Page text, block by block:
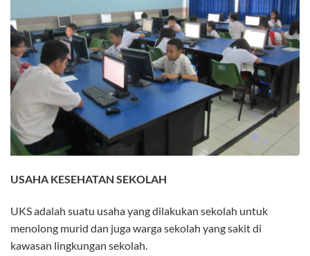
USAHA KESEHATAN SEKOLAH
UKS adalah suatu usaha yang dilakukan sekolah untuk
menolong murid dan juga warga sekolah yang sakit di
kawasan lingkungan sekolah.